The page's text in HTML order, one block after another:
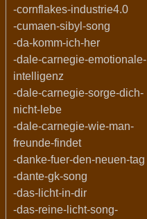
-cornflakes-industrie4.0
-cumaen-sibyl-song
-da-komm-ich-her
-dale-carnegie-emotionale-
intelligenz
-dale-carnegie-sorge-dich-
nicht-lebe
-dale-carnegie-wie-man-
freunde-findet
-danke-fuer-den-neuen-tag
-dante-gk-song
-das-licht-in-dir
-das-reine-licht-song-